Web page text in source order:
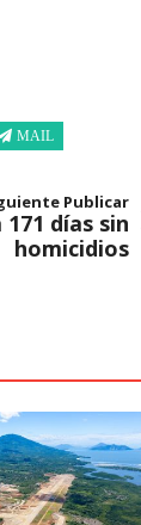
MAIL
Publicar
días sin
homicidios